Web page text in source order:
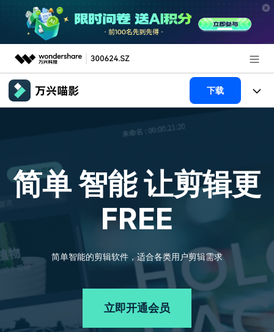
推荐产品
关于万兴
客服热线：4000-300624
下载
产品功能
视频/照片
AI 绘画
AI 视频续写
声音
解决方案
专业创作人群
文章资讯
帮助中心
产品信息
立即购买
简单 智能让剪辑更
FREE
简单智能的剪辑软件，适合各类用户剪辑需求
立即开通会员